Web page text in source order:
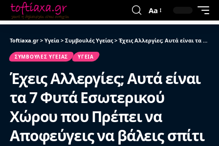
Aa
Toftiaxa.gr > Υγεία > Συμβουλές Υγείας> Έχεις Αλλεργίες; Αυτά είναι τα 7 Φυτά Εσωτερικού Χώρου που Πρέπει να Αποφεύγεις να βάλεις σπίτι
ΣΥΜΒΟΥΛΈΣ ΥΓΕΊΑΣ ΥΓΕΊΑ
Έχεις Αλλεργίες; Αυτά είναι
τα 7 Φυτά Εσωτερικού
Χώρου που Πρέπει να
Αποφεύγεις να βάλεις σπίτι